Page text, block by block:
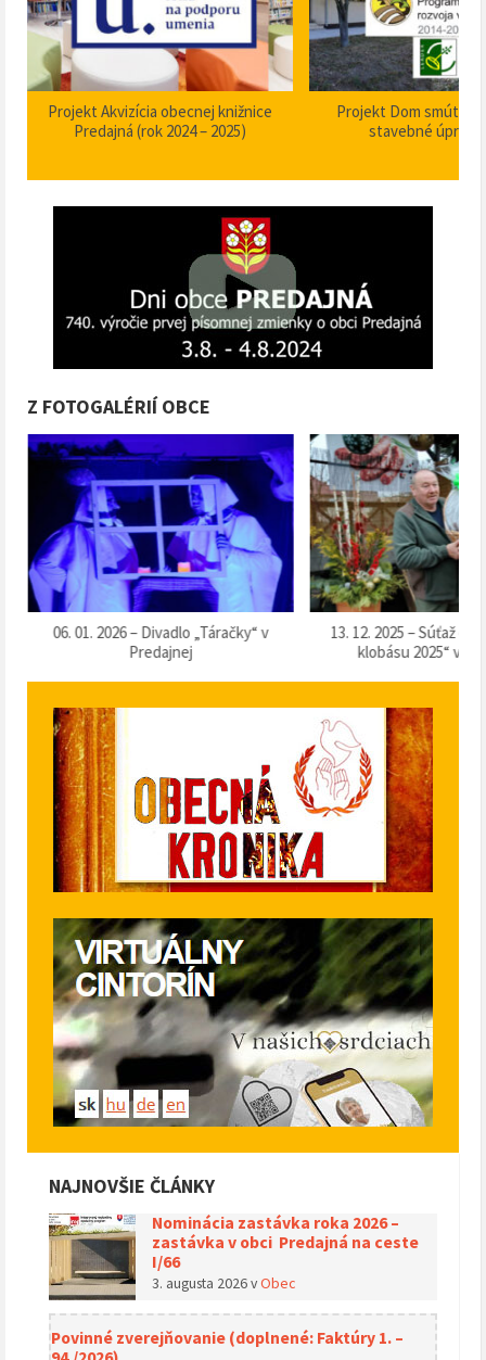
Projekt Akvizícia obecnej knižnice
Predajná (rok 2024 – 2025)
Projekt Dom smútku
stavebné úpravy
Z FOTOGALÉRIÍ OBCE
06. 01. 2026 – Divadlo „Táračky“ v
Predajnej
13. 12. 2025 – Súťaž o
klobásu 2025“ v
NAJNOVŠIE ČLÁNKY
Nominácia zastávka roka 2026 –
zastávka v obci Predajná na ceste
I/66
3. augusta 2026vObec
Povinné zverejňovanie (doplnené: Faktúry 1. –